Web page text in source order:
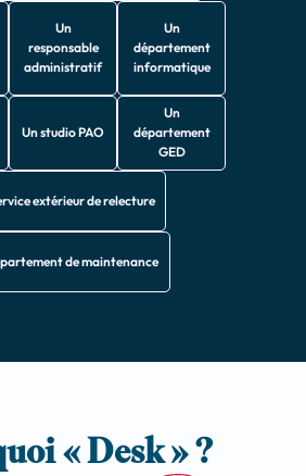
Un
responsable
administratif
Un
département
informatique
Un studio PAO
Un
département
GED
extérieur de relecture
de maintenance
« Desk»?